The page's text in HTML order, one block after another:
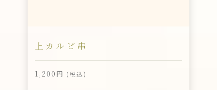
上カルビ串
1,200円 (税込)